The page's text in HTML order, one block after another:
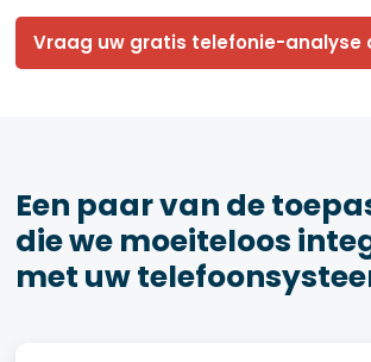
Vraag uw gratis telefonie-analyse
Een paar van de
die we moeiteloos
met uw